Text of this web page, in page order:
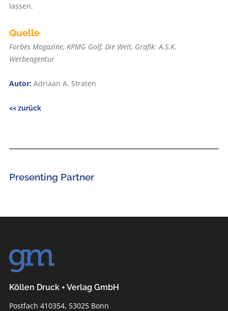
lassen.
Quelle
Forbes Magazine, KPMG Golf, ­Die Welt, Grafik: A.S.K.
Werbeagentur
Autor:Adriaan A. Straten
<< zurück
Presenting Partner
Köllen Druck + Verlag GmbH
Postfach 410354, 53025 Bonn